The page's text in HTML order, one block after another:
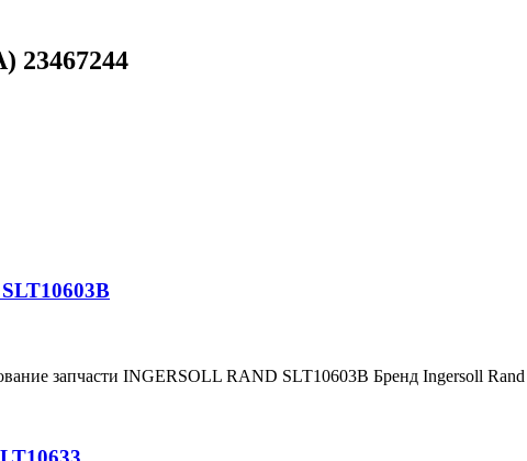
23467244
запчасти INGERSOLL RAND SLT10603B Бренд Ingersoll